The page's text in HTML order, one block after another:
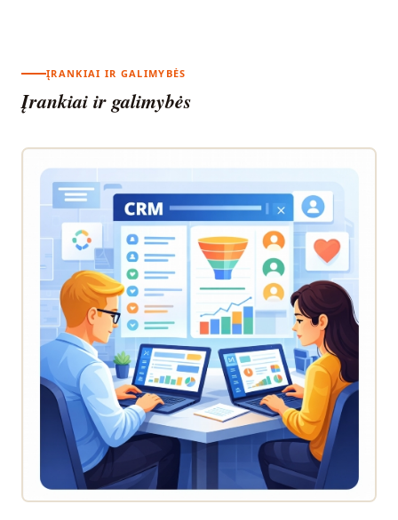
ĮRANKIAI IR GALIMYBĖS
Įrankiai ir galimybės